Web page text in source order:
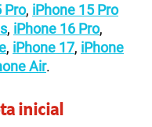
Pro, iPhone 15 Pro
, iPhone 16 Pro,
, iPhone 17, iPhone
Air.
inicial